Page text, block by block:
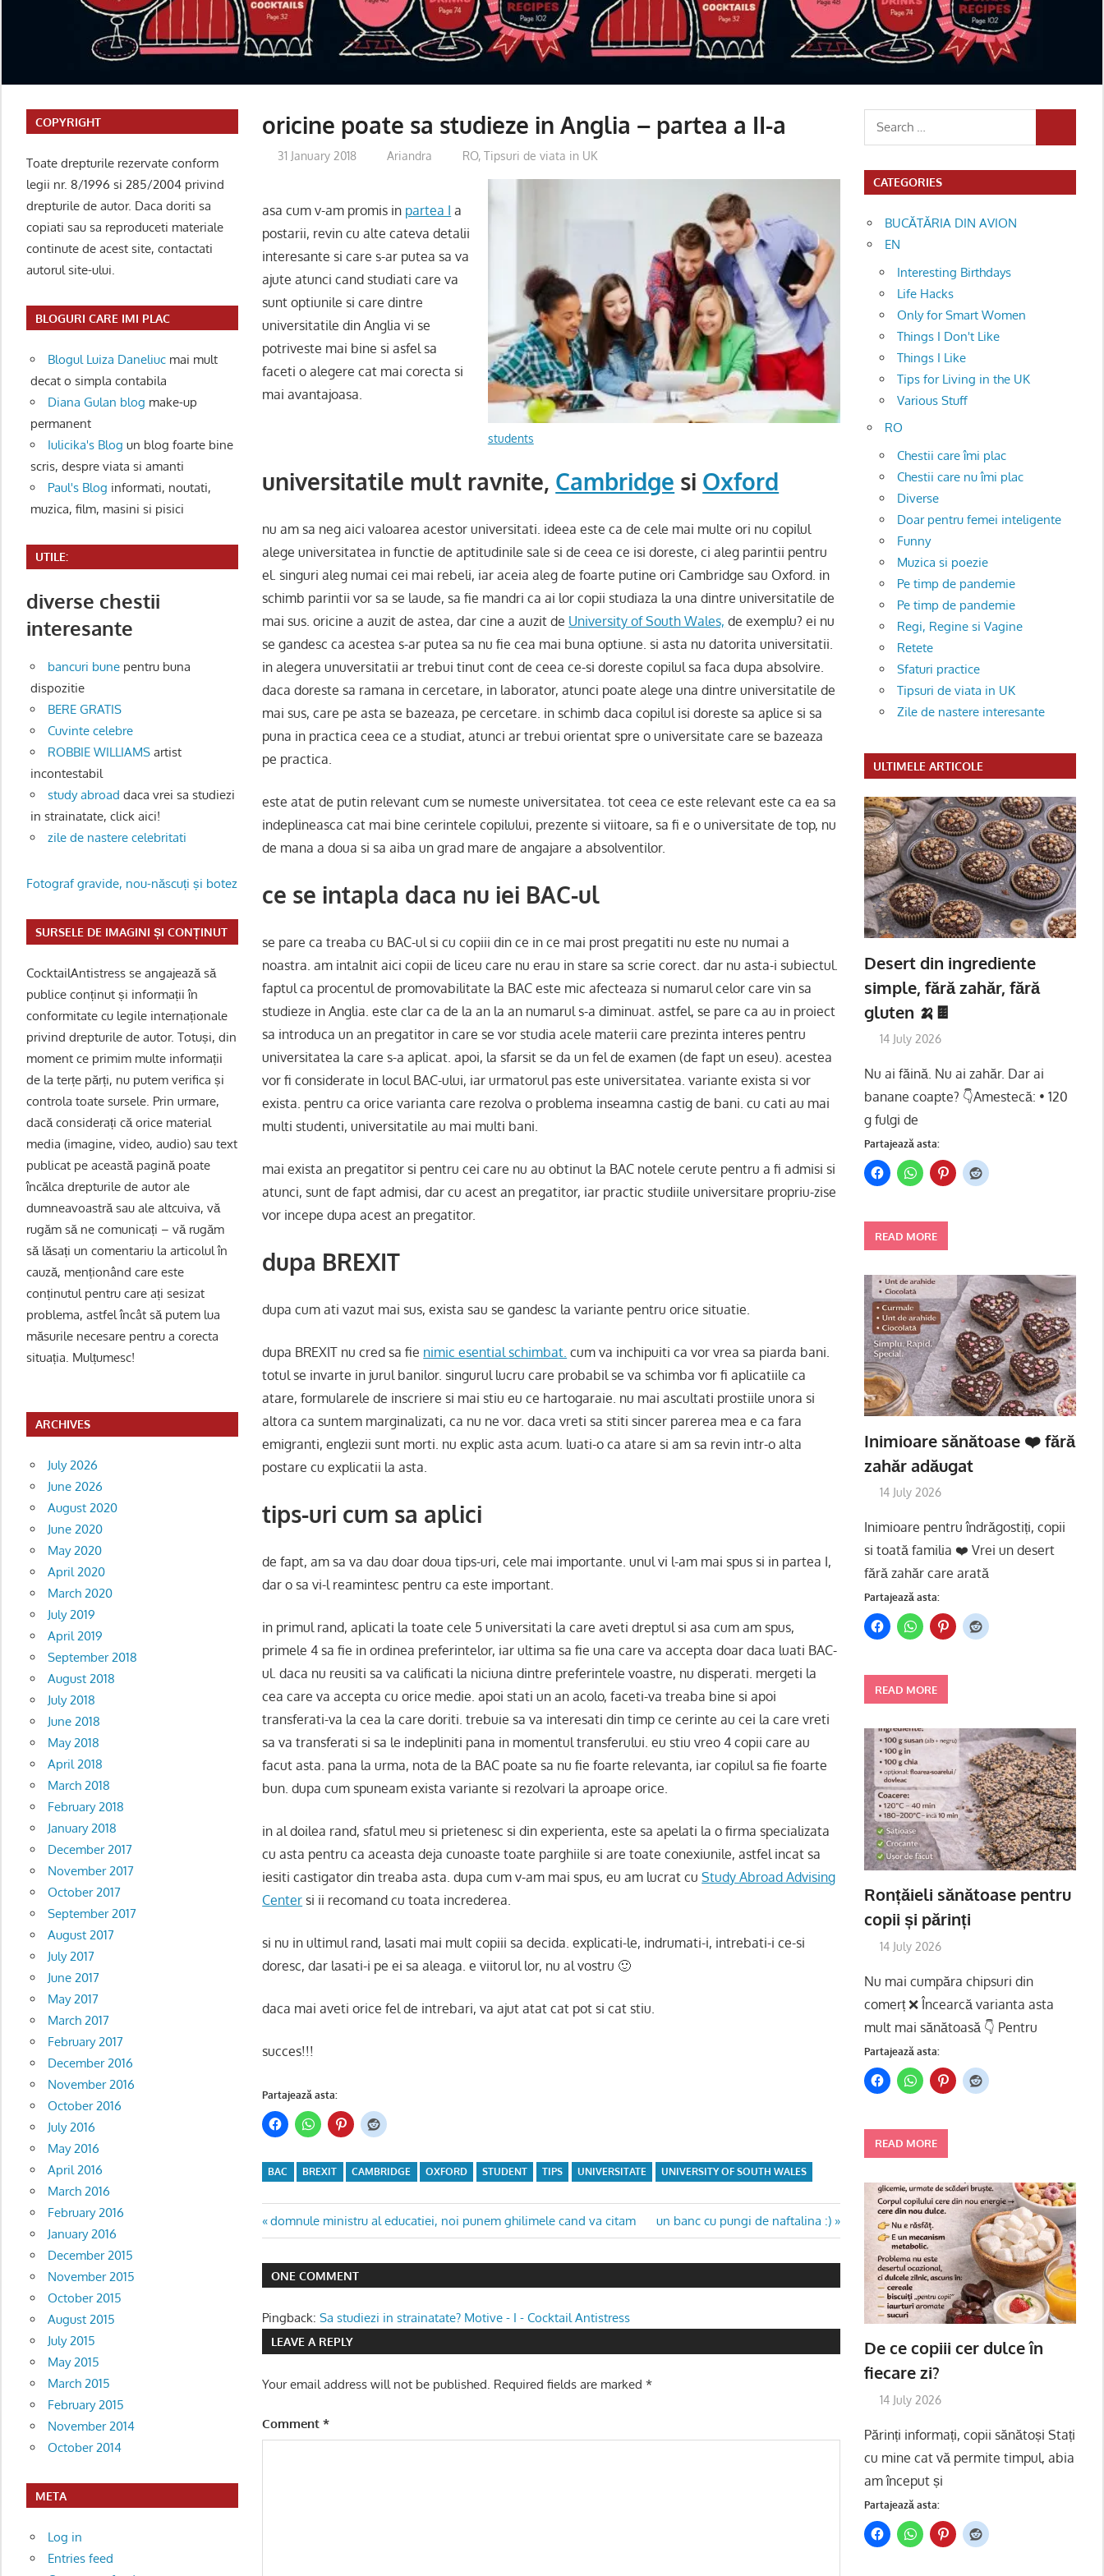
oricine poate sa studieze in Anglia – partea a II-a
31 January 2018 Ariandra RO, Tipsuri de viata in UK
students
asa cum v-am promis in partea I a
postarii, revin cu alte cateva detalii
interesante si care s-ar putea sa va
ajute atunci cand studiati care va
sunt optiunile si care dintre
universitatile din Anglia vi se
potriveste mai bine si asfel sa
faceti o alegere cat mai corecta si
mai avantajoasa.
universitatile mult ravnite, Cambridge si Oxford
nu am sa neg aici valoarea acestor universitati. ideea este ca de cele mai multe ori nu copilul
alege universitatea in functie de aptitudinile sale si de ceea ce isi doreste, ci aleg parintii pentru
el. singuri aleg numai cei mai rebeli, iar aceia aleg de foarte putine ori Cambridge sau Oxford. in
schimb parintii vor sa se laude, sa fie mandri ca ai lor copii studiaza la una dintre universitatile de
mai sus. oricine a auzit de astea, dar cine a auzit de University of South Wales, de exemplu? ei nu
se gandesc ca acestea s-ar putea sa nu fie cea mai buna optiune. si asta nu datorita universitatii.
in alegera unuversitatii ar trebui tinut cont de ceea ce-si doreste copilul sa faca dupa absolvire.
daca doreste sa ramana in cercetare, in laborator, atunci poate alege una dintre universitatile de
mai sus, care pe asta se bazeaza, pe cercetare. in schimb daca copilul isi doreste sa aplice si sa
puna in practica ceea ce a studiat, atunci ar trebui orientat spre o universitate care se bazeaza
pe practica.
este atat de putin relevant cum se numeste universitatea. tot ceea ce este relevant este ca ea sa
indeplineasca cat mai bine cerintele copilului, prezente si viitoare, sa fi e o universitate de top, nu
de mana a doua si sa aiba un grad mare de angajare a absolventilor.
ce se intapla daca nu iei BAC-ul
se pare ca treaba cu BAC-ul si cu copiii din ce in ce mai prost pregatiti nu este nu numai a
noastra. am intalnit aici copii de liceu care nu erau in stare sa scrie corect. dar nu asta-i subiectul.
faptul ca procentul de promovabilitate la BAC este mic afecteaza si numarul celor care vin sa
studieze in Anglia. este clar ca de la an la an numarul s-a diminuat. astfel, se pare ca au in proiect
sa introduca un an pregatitor in care se vor studia acele materii care prezinta interes pentru
universitatea la care s-a aplicat. apoi, la sfarsit se da un fel de examen (de fapt un eseu). acestea
vor fi considerate in locul BAC-ului, iar urmatorul pas este universitatea. variante exista si vor
exista. pentru ca orice varianta care rezolva o problema inseamna castig de bani. cu cati au mai
multi studenti, universitatile au mai multi bani.
mai exista an pregatitor si pentru cei care nu au obtinut la BAC notele cerute pentru a fi admisi si
atunci, sunt de fapt admisi, dar cu acest an pregatitor, iar practic studiile universitare propriu-zise
vor incepe dupa acest an pregatitor.
dupa BREXIT
dupa cum ati vazut mai sus, exista sau se gandesc la variante pentru orice situatie.
dupa BREXIT nu cred sa fie nimic esential schimbat. cum va inchipuiti ca vor vrea sa piarda bani.
totul se invarte in jurul banilor. singurul lucru care probabil se va schimba vor fi aplicatiile ca
atare, formularele de inscriere si mai stiu eu ce hartogaraie. nu mai ascultati prostiile unora si
altora ca suntem marginalizati, ca nu ne vor. daca vreti sa stiti sincer parerea mea e ca fara
emigranti, englezii sunt morti. nu explic asta acum. luati-o ca atare si am sa revin intr-o alta
postare cu explicatii la asta.
tips-uri cum sa aplici
de fapt, am sa va dau doar doua tips-uri, cele mai importante. unul vi l-am mai spus si in partea I,
dar o sa vi-l reamintesc pentru ca este important.
in primul rand, aplicati la toate cele 5 universitati la care aveti dreptul si asa cum am spus,
primele 4 sa fie in ordinea preferintelor, iar ultima sa fie una care va accepta doar daca luati BAC-
ul. daca nu reusiti sa va calificati la niciuna dintre preferintele voastre, nu disperati. mergeti la
cea care va accepta cu orice medie. apoi stati un an acolo, faceti-va treaba bine si apoi
transferati-va la cea la care doriti. trebuie sa va interesati din timp ce cerinte au cei la care vreti
sa va transferati si sa le indepliniti pana in momentul transferului. eu stiu vreo 4 copii care au
facut asta. pana la urma, nota de la BAC poate sa nu fie foarte relevanta, iar copilul sa fie foarte
bun. dupa cum spuneam exista variante si rezolvari la aproape orice.
in al doilea rand, sfatul meu si prietenesc si din experienta, este sa apelati la o firma specializata
cu asta pentru ca aceasta deja cunoaste toate parghiile si are toate conexiunile, astfel incat sa
iesiti castigator din treaba asta. dupa cum v-am mai spus, eu am lucrat cuStudy Abroad Advising
Center si ii recomand cu toata increderea.
si nu in ultimul rand, lasati mai mult copiii sa decida. explicati-le, indrumati-i, intrebati-i ce-si
doresc, dar lasati-i pe ei sa aleaga. e viitorul lor, nu al vostru 🙂
daca mai aveti orice fel de intrebari, va ajut atat cat pot si cat stiu.
succes!!!
Partajează asta:
BAC BREXIT CAMBRIDGE OXFORD STUDENT TIPS UNIVERSITATE UNIVERSITY OF SOUTH WALES
Post
navigation
Previous
Post:
domnule ministru al educatiei, noi punem ghilimele cand va citam
Next
Post:
un banc cu pungi de naftalina :)
ONE COMMENT
Pingback:Sa studiezi in strainatate? Motive - I - Cocktail Antistress
LEAVE A REPLY
Your email address will not be published. Required fields are marked*
Comment*
COPYRIGHT
Toate drepturile rezervate conform
legii nr. 8/1996 si 285/2004 privind
drepturile de autor. Daca doriti sa
copiati sau sa reproduceti materiale
continute de acest site, contactati
autorul site-ului.
BLOGURI CARE IMI PLAC
Blogul Luiza Daneliucmai mult
decat o simpla contabila
Diana Gulan blog make-up
permanent
Iulicika's Blog un blog foarte bine
scris, despre viata si amanti
Paul's Blog informati, noutati,
muzica, film, masini si pisici
UTILE:
diverse chestii
interesante
bancuri bunepentru buna
dispozitie
BERE GRATIS
Cuvinte celebre
ROBBIE WILLIAMSartist
incontestabil
study abroad daca vrei sa studiezi
in strainatate, click aici!
zile de nastere celebritati
Fotograf gravide, nou-născuți și botez
SURSELE DE IMAGINI ȘI CONȚINUT
CocktailAntistress se angajează să
publice conținut și informații în
conformitate cu legile internaționale
privind drepturile de autor. Totuși, din
moment ce primim multe informații
de la terțe părți, nu putem verifica și
controla toate sursele. Prin urmare,
dacă considerați că orice material
media (imagine, video, audio) sau text
publicat pe această pagină poate
încălca drepturile de autor ale
dumneavoastră sau ale altcuiva, vă
rugăm să ne comunicați – vă rugăm
să lăsați un comentariu la articolul în
cauză, menționând care este
conținutul pentru care ați sesizat
problema, astfel încât să putem lua
măsurile necesare pentru a corecta
situația. Mulțumesc!
ARCHIVES
July 2026
June 2026
August 2020
June 2020
May 2020
April 2020
March 2020
July 2019
April 2019
September 2018
August 2018
July 2018
June 2018
May 2018
April 2018
March 2018
February 2018
January 2018
December 2017
November 2017
October 2017
September 2017
August 2017
July 2017
June 2017
May 2017
March 2017
February 2017
December 2016
November 2016
October 2016
July 2016
May 2016
April 2016
March 2016
February 2016
January 2016
December 2015
November 2015
October 2015
August 2015
July 2015
May 2015
March 2015
February 2015
November 2014
October 2014
META
Log in
Entries feed
Search
CATEGORIES
BUCĂTĂRIA DIN AVION
EN
Interesting Birthdays
Life Hacks
Only for Smart Women
Things I Don't Like
Things I Like
Tips for Living in the UK
Various Stuff
RO
Chestii care îmi plac
Chestii care nu îmi plac
Diverse
Doar pentru femei inteligente
Funny
Muzica si poezie
Pe timp de pandemie
Pe timp de pandemie
Regi, Regine si Vagine
Retete
Sfaturi practice
Tipsuri de viata in UK
Zile de nastere interesante
ULTIMELE ARTICOLE
Desert din ingrediente
simple, fără zahăr, fără
gluten 🍌🍫
14 July 2026
Nu ai făină. Nu ai zahăr. Dar ai
banane coapte? 👇Amestecă: • 120
g fulgi de
Partajează asta:
READ MORE
Inimioare sănătoase ❤️ fără
zahăr adăugat
14 July 2026
Inimioare pentru îndrăgostiți, copii
si toată familia ❤️ Vrei un desert
fără zahăr care arată
Partajează asta:
READ MORE
Ronțăieli sănătoase pentru
copii și părinți
14 July 2026
Nu mai cumpăra chipsuri din
comerț ❌ Încearcă varianta asta
mult mai sănătoasă 👇 Pentru
Partajează asta:
READ MORE
De ce copiii cer dulce în
fiecare zi?
14 July 2026
Părinți informați, copii sănătoși Stați
cu mine cat vă permite timpul, abia
am început și
Partajează asta: